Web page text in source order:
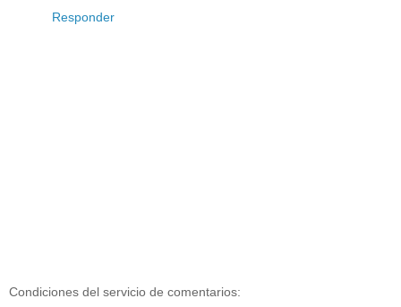
Responder
Condiciones del servicio de comentarios: